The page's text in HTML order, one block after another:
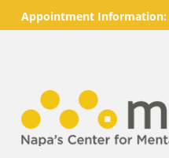
Appointment Information: